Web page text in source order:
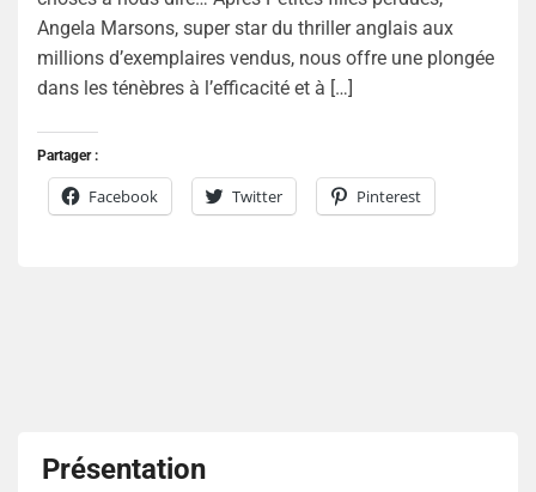
Angela Marsons, super star du thriller anglais aux
millions d’exemplaires vendus, nous offre une plongée
dans les ténèbres à l’efficacité et à […]
Partager :
Facebook Twitter Pinterest
Présentation